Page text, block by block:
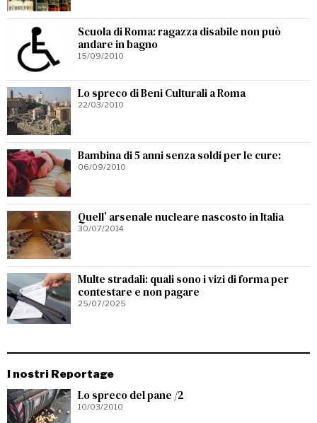
Scuola di Roma: ragazza disabile non può
andare in bagno
15/09/2010
Lo spreco di Beni Culturali a Roma
22/03/2010
Bambina di 5 anni senza soldi per le cure:
06/09/2010
Quell’ arsenale nucleare nascosto in Italia
30/07/2014
Multe stradali: quali sono i vizi di forma per
contestare e non pagare
25/07/2025
I nostri Reportage
Lo spreco del pane /2
10/03/2010